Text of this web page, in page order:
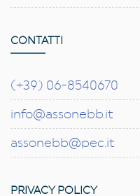
CONTATTI
(+39) 06-8540670
info@assonebb.it
assonebb@pec.it
PRIVACY POLICY